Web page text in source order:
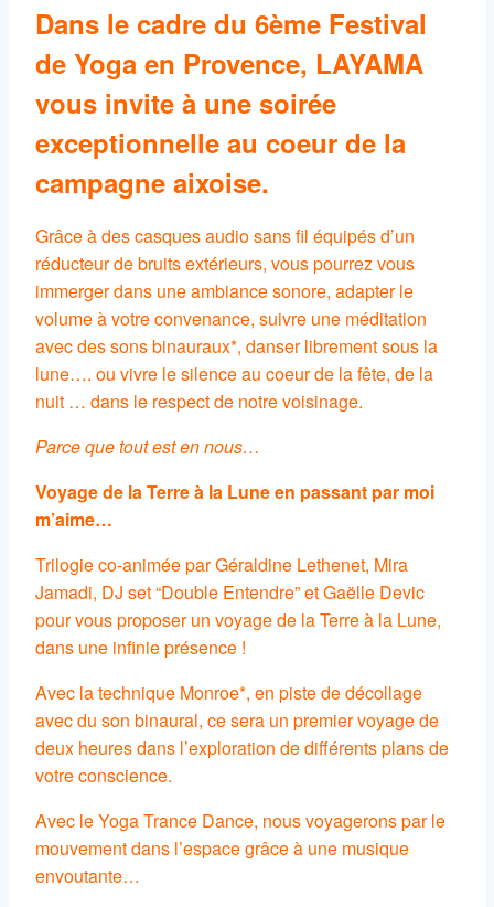
Dans le cadre du 6ème Festival
de Yoga en Provence, LAYAMA
vous invite à une soirée
exceptionnelle au coeur de la
campagne aixoise.
Grâce à des casques audio sans fil équipés d’un
réducteur de bruits extérieurs, vous pourrez vous
immerger dans une ambiance sonore, adapter le
volume à votre convenance, suivre une méditation
avec des sons binauraux*, danser librement sous la
lune…. ou vivre le silence au coeur de la fête, de la
nuit … dans le respect de notre voisinage.
Parce que tout est en nous…
Voyage de la Terre à la Lune en passant par moi
m’aime…
Trilogie co-animée par Géraldine Lethenet, Mira
Jamadi, DJ set “Double Entendre” et Gaëlle Devic
pour vous proposer un voyage de la Terre à la Lune,
dans une infinie présence !
Avec la technique Monroe*, en piste de décollage
avec du son binaural, ce sera un premier voyage de
deux heures dans l’exploration de différents plans de
votre conscience.
Avec le Yoga Trance Dance, nous voyagerons par le
mouvement dans l’espace grâce à une musique
envoutante…